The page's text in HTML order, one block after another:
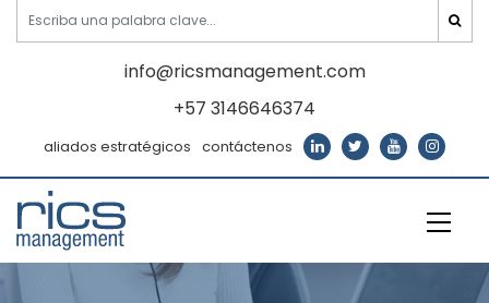
info@ricsmanagement.com
+57 3146646374
aliados estratégicos contáctenos